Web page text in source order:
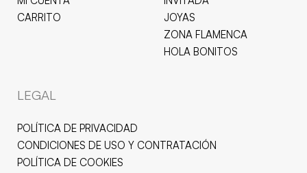
CARRITO
JOYAS
ZONA FLAMENCA
HOLA BONITOS
LEGAL
POLÍTICA DE PRIVACIDAD
CONDICIONES DE USO Y CONTRATACIÓN
POLÍTICA DE COOKIES